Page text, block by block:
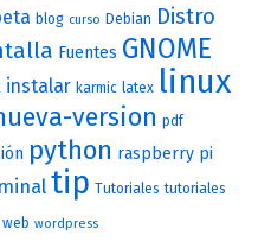
blog curso Debian Distro
Fuentes GNOME
instalar karmic latex linux
version pdf
python raspberry pi
tip Tutoriales tutoriales
web wordpress